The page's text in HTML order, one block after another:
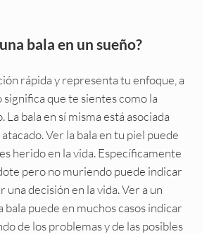
bala en un sueño?
rápida y representa tu enfoque, a
que te sientes como la
La bala en sí misma está asociada
Ver la bala en tu piel puede
herido en la vida. Específicamente
pero no muriendo puede indicar
una decisión en la vida. Ver a un
puede en muchos casos indicar
de los problemas y de las posibles